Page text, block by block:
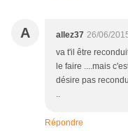
A allez37 26/06/
va t'il être
le faire ....mais
désire pas
..
Répondre